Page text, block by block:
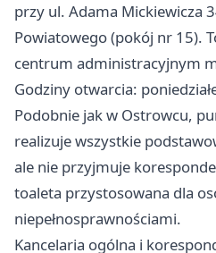
przy ul. Adama Mickiewicza
Powiatowego (pokój nr 15).
centrum administracyjnym
Godziny otwarcia:
Podobnie jak w Ostrowcu,
realizuje wszystkie
ale nie przyjmuje
toaleta przystosowana dla
niepełnosprawnościami.
Kancelaria ogólna i